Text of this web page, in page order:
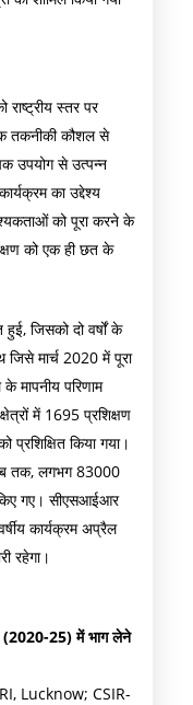
राष्ट्रीय स्तर पर
तकनीकी कौशल से
उपयोग से उत्पन्न
का उद्देश्य
को पूरा करने के
को एक ही छत के
जिसको दो वर्षों के
मार्च 2020 में पूरा
मापनीय परिणाम
में 1695 प्रशिक्षण
किया गया।
तक, लगभग 83000
किए गए। सीएसआईआर
कार्यक्रम अप्रैल
रहेगा।
25) में भाग लेने
Lucknow; CSIR-